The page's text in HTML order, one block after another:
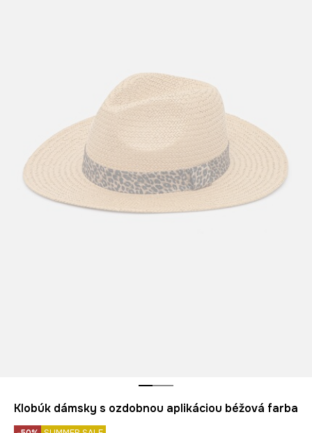
Klobúk dámsky s ozdobnou aplikáciou béžová farba